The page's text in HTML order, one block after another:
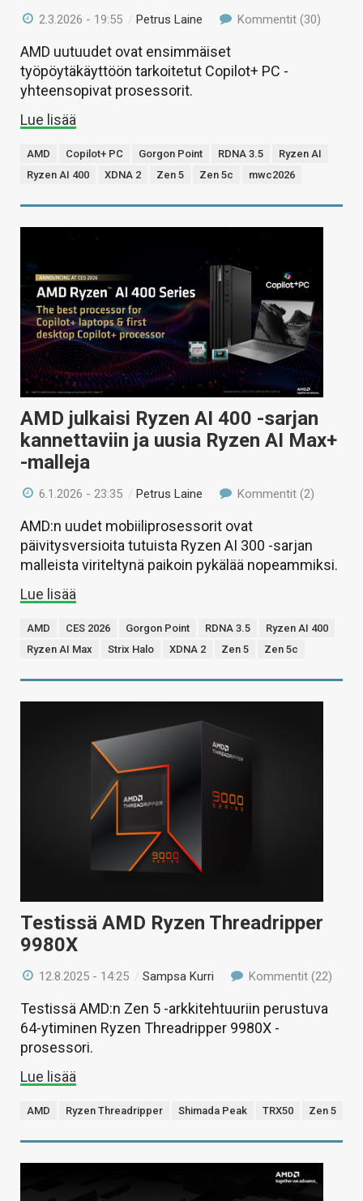
2.3.2026 - 19:55 /Petrus Laine Kommentit (30)
AMD uutuudet ovat ensimmäiset
työpöytäkäyttöön tarkoitetut Copilot+ PC -
yhteensopivat prosessorit.
Lue lisää
AMD Copilot+ PC Gorgon Point RDNA 3.5
Ryzen AI
Ryzen AI 400
XDNA 2 Zen 5 Zen 5c mwc2026
AMD julkaisi Ryzen AI 400 -sarjan
kannettaviin ja uusia Ryzen AI Max+
-malleja
6.1.2026 - 23:35 /Petrus Laine Kommentit (2)
AMD:n uudet mobiiliprosessorit ovat
päivitysversioita tutuista Ryzen AI 300 -sarjan
malleista viriteltynä paikoin pykälää nopeammiksi.
Lue lisää
AMD CES 2026 Gorgon Point RDNA 3.5
Ryzen AI 400
Ryzen AI Max
Strix Halo XDNA 2 Zen 5 Zen 5c
Testissä AMD Ryzen Threadripper
9980X
12.8.2025 - 14:25 /Sampsa Kurri Kommentit (22)
Testissä AMD:n Zen 5 -arkkitehtuuriin perustuva
64-ytiminen Ryzen Threadripper 9980X -
prosessori.
Lue lisää
AMD Ryzen Threadripper Shimada Peak TRX50 Zen 5